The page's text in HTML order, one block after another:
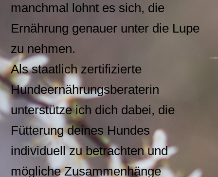
manchmal lohnt es sich, die
Ernährung genauer unter die Lupe
zu nehmen.
Als staatlich zertifizierte
Hundeernährungsberaterin
unterstütze ich dich dabei, die
Fütterung deines Hundes
individuell zu betrachten und
mögliche Zusammenhänge